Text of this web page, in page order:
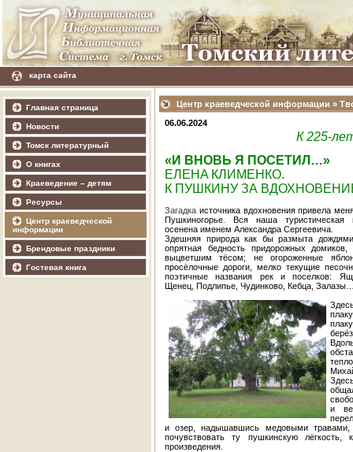
карта сайта
Главная страница
Новости
Томск литературный
О книгах
Краеведение – детям
Ресурсы
Центр краеведческой
информации
Брендовые праздники
Гостевая книга
Центр краеведческой информации »
06.06.2024
К 225-
«И ВНОВЬ Я ПОСЕТИЛ…»
ЕЛЕНА КЛИМЕНКО.
К ПУШКИНУ ЗА
Загадка источника вдохновения привела
Пушкиногорье
Вся наша туристическая
осенена именем Александра Сергеевича
Здешняя природа как бы размыта
опрятная бедность придорожных домиков,
выцветшим тёсом; не огороженные
просёлочные дороги, мелко текущие
поэтичные названия рек и поселков:
Щенец, Подлипье, Чудинково, Кебца,
и
и озер, надышавшись медовыми травами,
почувствовать ту пушкинскую
произведения.